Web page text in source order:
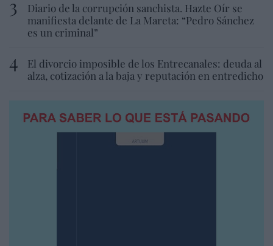
Diario de la corrupción sanchista. Hazte Oír se
manifiesta delante de La Mareta: “Pedro Sánchez
es un criminal”
El divorcio imposible de los Entrecanales: deuda al
alza, cotización a la baja y reputación en entredicho